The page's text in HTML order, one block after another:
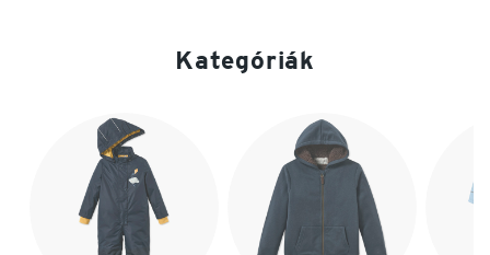
Kategóriák